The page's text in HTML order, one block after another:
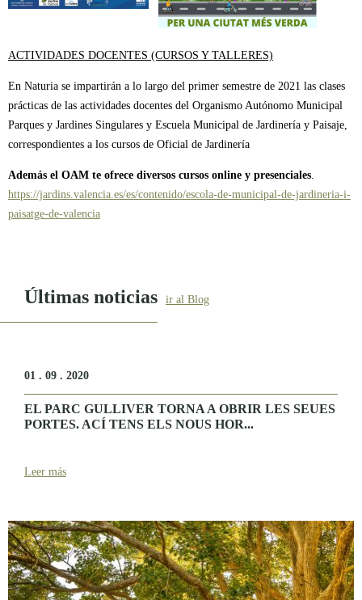
ACTIVIDADES DOCENTES (CURSOS Y TALLERES)
En Naturia se impartirán a lo largo del primer semestre de 2021 las clases
prácticas de las actividades docentes del Organismo Autónomo Municipal
Parques y Jardines Singulares y Escuela Municipal de Jardinería y Paisaje,
correspondientes a los cursos de Oficial de Jardinería
Además el OAM te ofrece diversos cursos online y presenciales.
https://jardins.valencia.es/es/contenido/escola-de-municipal-de-jardineria-i-
paisatge-de-valencia
Últimas noticias ir al Blog
01 . 09 . 2020
EL PARC GULLIVER TORNA A OBRIR LES SEUES
PORTES. ACÍ TENS ELS NOUS HOR...
Leer más